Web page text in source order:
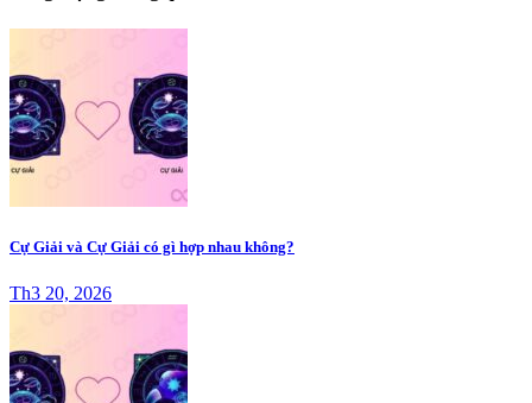
Cự Giải và Cự Giải có gì hợp nhau không?
Th3 20, 2026